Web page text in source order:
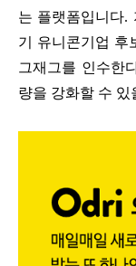
는 플랫폼입니다.
기 유니콘기업 후
그재그를 인수한
량을 강화할 수